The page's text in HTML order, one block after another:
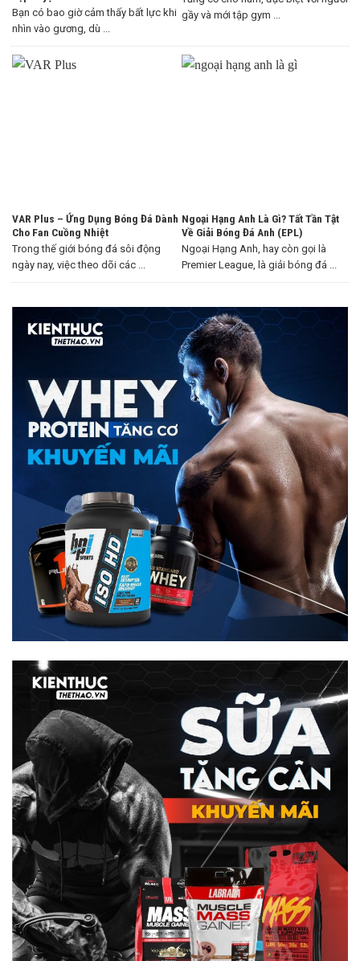
Bạn có bao giờ cảm thấy bất lực khi
nhìn vào gương, dù ...
gầy và mới tập gym ...
VAR Plus – Ứng Dụng Bóng Đá Dành
Cho Fan Cuồng Nhiệt
Trong thế giới bóng đá sôi động
ngày nay, việc theo dõi các ...
Ngoại Hạng Anh Là Gì? Tất Tần Tật
Về Giải Bóng Đá Anh (EPL)
Ngoại Hạng Anh, hay còn gọi là
Premier League, là giải bóng đá ...